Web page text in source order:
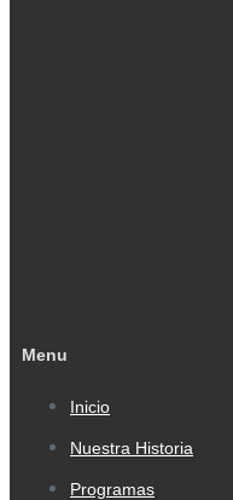
Menu
Inicio
Nuestra Historia
Programas